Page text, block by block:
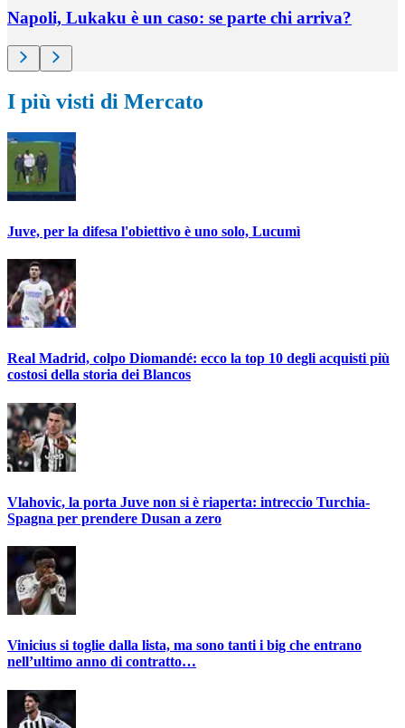
Napoli, Lukaku è un caso: se parte chi arriva?
I più visti di Mercato
Juve, per la difesa l'obiettivo è uno solo, Lucumì
Real Madrid, colpo Diomandé: ecco la top 10 degli acquisti più
costosi della storia dei Blancos
Vlahovic, la porta Juve non si è riaperta: intreccio Turchia-
Spagna per prendere Dusan a zero
Vinicius si toglie dalla lista, ma sono tanti i big che entrano
nell’ultimo anno di contratto…